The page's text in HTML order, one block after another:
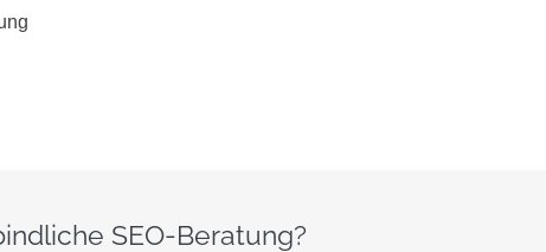
SEO-Beratung?